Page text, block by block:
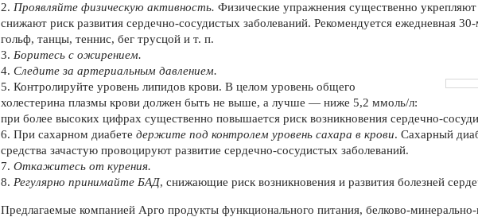
2. Проявляйте физическую активность. Физические упражнения существенно
снижают риск развития сердечно-сосудистых заболеваний. Рекомендуется ежедневная
гольф, танцы, теннис, бег трусцой и т. п.
3. Боритесь с ожирением.
4. Следите за артериальным давлением.
5. Контролируйте уровень липидов крови. В целом уровень общего
холестерина плазмы крови должен быть не выше, а лучше — ниже 5,2 ммоль/л:
при более высоких цифрах существенно повышается риск возникновения сердечно-
6. При сахарном диабете держите под контролем уровень сахара в крови. Сахарный
средства зачастую провоцируют развитие сердечно-сосудистых заболеваний.
7. Откажитесь от курения.
8. Регулярно принимайте БАД, снижающие риск возникновения и развития болезней
Предлагаемые компанией Арго продукты функционального питания, белково-